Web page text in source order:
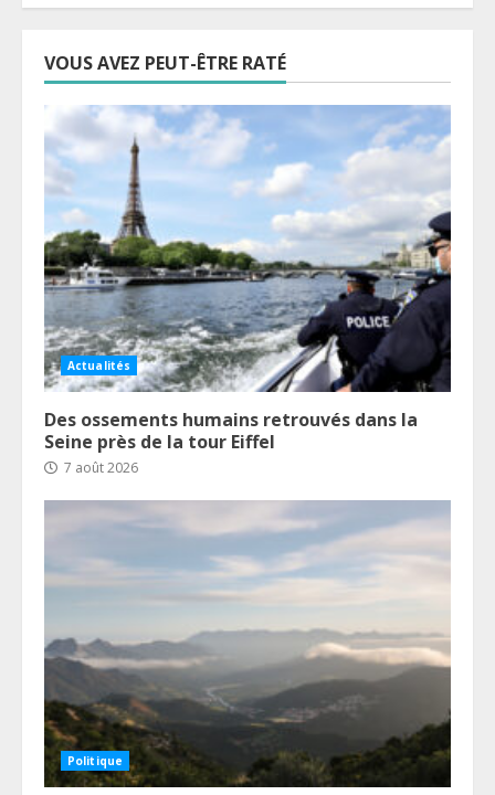
VOUS AVEZ PEUT-ÊTRE RATÉ
Actualités
Des ossements humains retrouvés dans la
Seine près de la tour Eiffel
7 août 2026
Politique